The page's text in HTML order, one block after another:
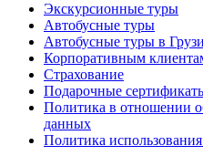
Экскурсионные туры
Автобусные туры
Автобусные туры в
Корпоративным
Страхование
Подарочные
Политика в отношении
данных
Политика